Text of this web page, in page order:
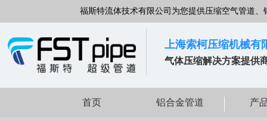
福斯特流体技术有限公司为您提供压缩空气管道
上海索柯压缩机械有
气体压缩解决方案提供
首页 铝合金管道 产